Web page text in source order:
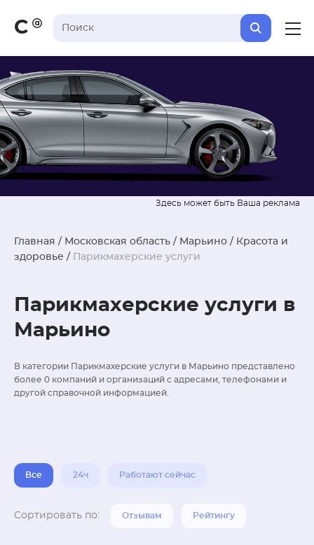
С
Главная / Московская область / Марьино / Красота и
здоровье / Парикмахерские услуги
Парикмахерские услуги в
Марьино
В категории Парикмахерские услуги в Марьино представлено
более 0 компаний и организаций с адресами, телефонами и
другой справочной информацией.
Все 24ч Работают сейчас
Сортировать по: Отзывам Рейтингу